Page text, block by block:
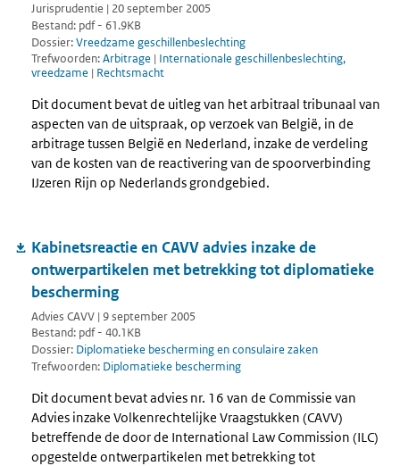
Jurisprudentie | 20 september 2005
Bestand: pdf - 61.9KB
Dossier:Vreedzame geschillenbeslechting
Trefwoorden:Arbitrage | Internationale geschillenbeslechting,
vreedzame | Rechtsmacht
Dit document bevat de uitleg van het arbitraal tribunaal van
aspecten van de uitspraak, op verzoek van België, in de
arbitrage tussen België en Nederland, inzake de verdeling
van de kosten van de reactivering van de spoorverbinding
IJzeren Rijn op Nederlands grondgebied.
Kabinetsreactie en CAVV advies inzake de
ontwerpartikelen met betrekking tot diplomatieke
bescherming
Advies CAVV | 9 september 2005
Bestand: pdf - 40.1KB
Dossier: Diplomatieke bescherming en consulaire zaken
Trefwoorden: Diplomatieke bescherming
Dit document bevat advies nr. 16 van de Commissie van
Advies inzake Volkenrechtelijke Vraagstukken (CAVV)
betreffende de door de International Law Commission (ILC)
opgestelde ontwerpartikelen met betrekking tot